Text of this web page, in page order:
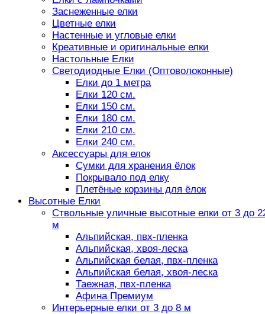
Заснеженные елки
Цветные елки
Настенные и угловые елки
Креативные и оригинальные елки
Настольные Елки
Светодиодные Елки (Оптоволоконные)
Елки до 1 метра
Елки 120 см.
Елки 150 см.
Елки 180 см.
Елки 210 см.
Елки 240 см.
Аксессуары для елок
Сумки для хранения ёлок
Покрывало под елку
Плетёные корзины для ёлок
Высотные Елки
Ствольные уличные высотные елки от 3 до
м
Альпийская, пвх-пленка
Альпийская, хвоя-леска
Альпийская белая, пвх-пленка
Альпийская белая, хвоя-леска
Таежная, пвх-пленка
Афина Премиум
Интерьерные елки от 3 до 8 м